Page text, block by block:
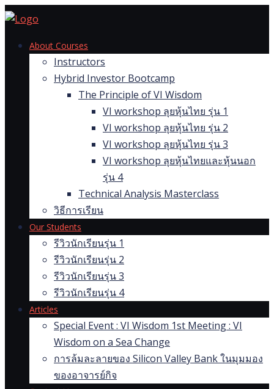
Skip
contentAbout Courses
Instructors
Hybrid Investor Bootcamp
The Principle of VI Wisdom
VI workshop ลุยหุ้นไทย รุ่น 1
VI workshop ลุยหุ้นไทย รุ่น 2
VI workshop ลุยหุ้นไทย รุ่น 3
VI workshop ลุยหุ้นไทยและหุ้นนอก
รุ่น 4
Technical Analysis Masterclass
วิธีการเรียน
Our Students
รีวิวนักเรียนรุ่น 1
รีวิวนักเรียนรุ่น 2
รีวิวนักเรียนรุ่น 3
รีวิวนักเรียนรุ่น 4
Articles
Special Event : VI Wisdom 1st Meeting : VI
Wisdom on a Sea Change
การล้มละลายของ Silicon Valley Bank ในมุมมอง
ของอาจารย์กิจ